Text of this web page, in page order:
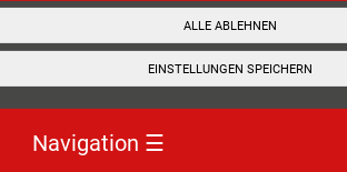
ALLE ABLEHNEN
EINSTELLUNGEN SPEICHERN
Unsere Kundenbewertungen:
HIER ANSEHEN
Navigation ☰